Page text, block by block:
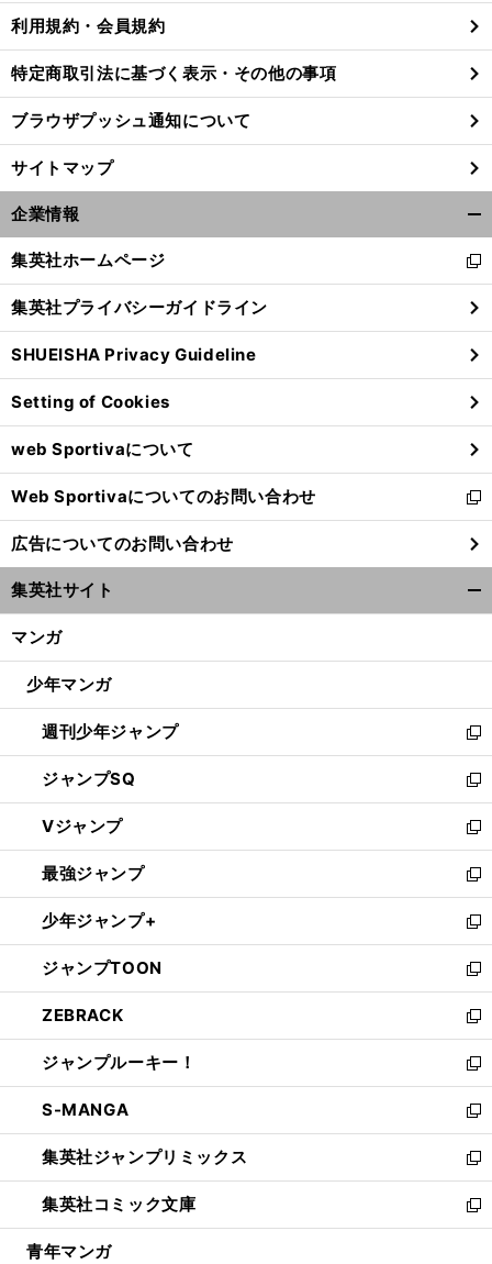
、
前
利用規約・会員規約
特定商取引法に基づく表示・その他の事項
ブラウザプッシュ通知について
サイトマップ
企業情報
閉
る
集英社ホームページ
新
し
い
ウ
ィ
ン
ド
ウ
で
開
く
集英社プライバシーガイドライン
SHUEISHA Privacy Guideline
Setting of Cookies
web Sportivaについて
Web Sportivaについてのお問い合わせ
新
し
い
ウ
ィ
ン
ウ
開
く
広告についてのお問い合わせ
集英社サイト
マンガ
少年マンガ
週刊少年ジャンプ
新
し
い
ウ
ィ
ン
ド
ウ
で
開
く
ジャンプSQ
新
し
い
ウ
ィ
ン
ド
ウ
で
開
く
Vジャンプ
新
し
い
ウ
ィ
ン
ド
ウ
で
開
く
最強ジャンプ
新
し
い
ウ
ィ
ン
ド
ウ
で
開
く
少年ジャンプ+
新
し
い
ウ
ィ
ン
ド
ウ
で
開
く
ジャンプTOON
新
し
い
ウ
ィ
ン
ド
ウ
で
開
く
ZEBRACK
新
し
い
ウ
ィ
ン
ド
ウ
で
開
ジャンプルーキー！
新
し
い
ウ
ィ
ン
ド
ウ
S-MANGA
新
し
い
ウ
ィ
ン
集英社ジャンプリミックス
新
し
い
ウ
集英社コミック文庫
新
し
青年マンガ